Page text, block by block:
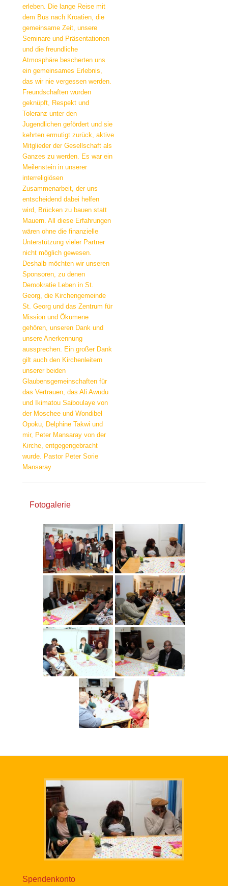
erleben. Die lange Reise mit
dem Bus nach Kroatien, die
gemeinsame Zeit, unsere
Seminare und Präsentationen
und die freundliche
Atmosphäre bescherten uns
ein gemeinsames Erlebnis,
das wir nie vergessen werden.
Freundschaften wurden
geknüpft, Respekt und
Toleranz unter den
Jugendlichen gefördert und sie
kehrten ermutigt zurück, aktive
Mitglieder der Gesellschaft als
Ganzes zu werden. Es war ein
Meilenstein in unserer
interreligiösen
Zusammenarbeit, der uns
entscheidend dabei helfen
wird, Brücken zu bauen statt
Mauern. All diese Erfahrungen
wären ohne die finanzielle
Unterstützung vieler Partner
nicht möglich gewesen.
Deshalb möchten wir unseren
Sponsoren, zu denen
Demokratie Leben in St.
Georg, die Kirchengemeinde
St. Georg und das Zentrum für
Mission und Ökumene
gehören, unseren Dank und
unsere Anerkennung
aussprechen. Ein großer Dank
gilt auch den Kirchenleitern
unserer beiden
Glaubensgemeinschaften für
das Vertrauen, das Ali Awudu
und Ikimatou Saiboulaye von
der Moschee und Wondibel
Opoku, Delphine Takwi und
mir, Peter Mansaray von der
Kirche, entgegengebracht
wurde. Pastor Peter Sorie
Mansaray
Fotogalerie
Spendenkonto